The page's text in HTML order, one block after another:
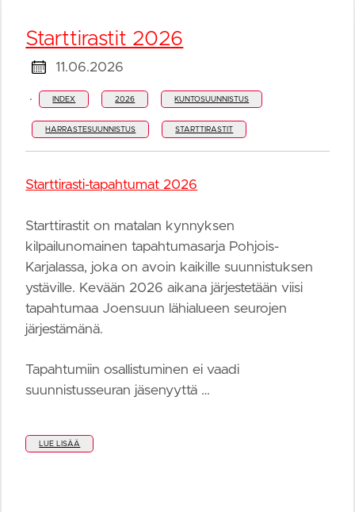
Starttirastit 2026
11.06.2026
· INDEX 2026 KUNTOSUUNNISTUS
HARRASTESUUNNISTUS STARTTIRASTIT
Starttirasti-tapahtumat 2026
Starttirastit on matalan kynnyksen
kilpailunomainen tapahtumasarja Pohjois-
Karjalassa, joka on avoin kaikille suunnistuksen
ystäville. Kevään 2026 aikana järjestetään viisi
tapahtumaa Joensuun lähialueen seurojen
järjestämänä.
Tapahtumiin osallistuminen ei vaadi
suunnistusseuran jäsenyyttä …
LUE LISÄÄ